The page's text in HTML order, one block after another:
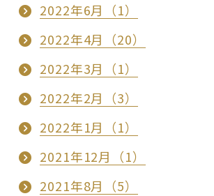
2022年6月（1）
2022年4月（20）
2022年3月（1）
2022年2月（3）
2022年1月（1）
2021年12月（1）
2021年8月（5）